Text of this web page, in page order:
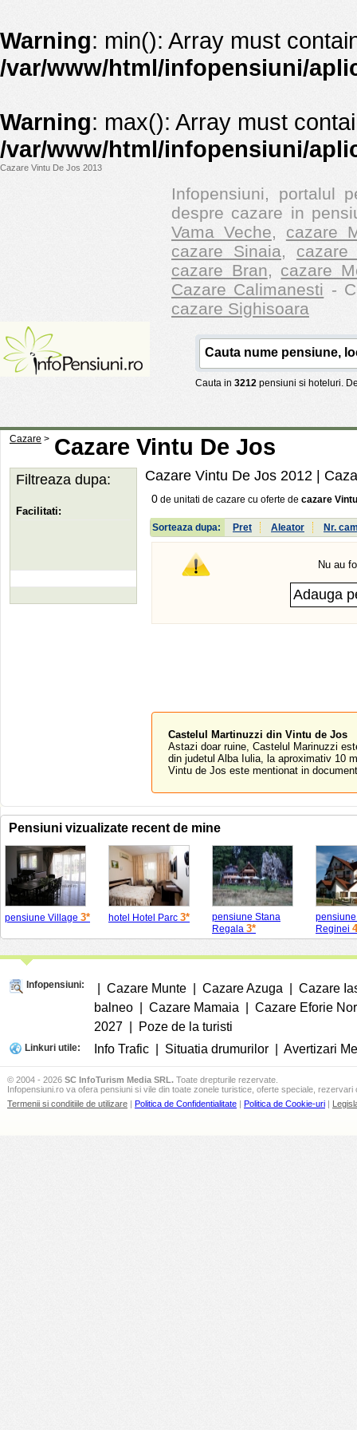
Warning: min(): Array must
/var/www/html/infopensiuni/
Warning: max(): Array must
/var/www/html/infopensiuni/
Cazare Vintu De Jos 2013
Infopensiuni, portalul
despre cazare in
Vama Veche, cazare
cazare Sinaia, cazare
cazare Bran, cazare
Cazare Calimanesti -
cazare Sighisoara
Cauta in 3212 pensiuni si hoteluri.
Cazare > Cazare Vintu De Jos
Cazare Vintu De Jos 2012 |
0 de unitati de cazare cu oferte de cazare
Sorteaza dupa: Pret Aleator Nr.
Nu au
Castelul Martinuzzi din Vintu de Jos
Astazi doar ruine, Castelul Marinuzzi
din judetul Alba Iulia, la aproximativ 10
Vintu de Jos este mentionat in
Filtreaza dupa:
Facilitati:
Pensiuni vizualizate recent de mine
pensiune Village 3* hotel Hotel Parc 3*
pensiune Stana
Regala 3*
Reginei
Infopensiuni: Cazare Munte Cazare Azuga
Cazare
balneo
Cazare Mamaia
Cazare Eforie
2027
Poze de la turisti
Linkuri utile: Info Trafic Situatia drumurilor Avertizari
© 2004 - 2026 SC InfoTurism Media SRL. Toate drepturile rezervate.
Infopensiuni.ro va ofera pensiuni si vile din toate zonele turistice, oferte speciale, rezervari
Termenii si conditiile de utilizare
Politica de Confidentialitate Politica de Cookie-uri